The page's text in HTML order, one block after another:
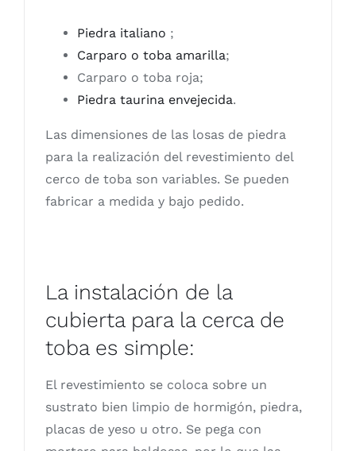
Piedra italiano ;
Carparo o toba amarilla;
Carparo o toba roja;
Piedra taurina envejecida.
Las dimensiones de las losas de piedra
para la realización del revestimiento del
cerco de toba son variables. Se pueden
fabricar a medida y bajo pedido.
La instalación de la
cubierta para la cerca de
toba es simple:
El revestimiento se coloca sobre un
sustrato bien limpio de hormigón, piedra,
placas de yeso u otro. Se pega con